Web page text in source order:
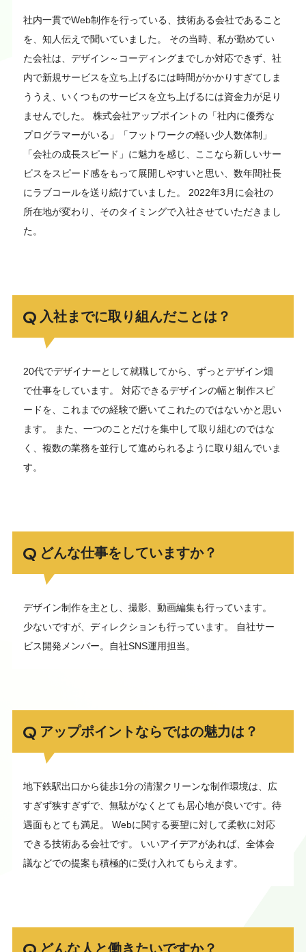
社内一貫でWeb制作を行っている、技術ある会社であること
を、知人伝えで聞いていました。 その当時、私が勤めてい
た会社は、デザイン～コーディングまでしか対応できず、社
内で新規サービスを立ち上げるには時間がかかりすぎてしま
ううえ、いくつものサービスを立ち上げるには資金力が足り
ませんでした。 株式会社アップポイントの「社内に優秀な
プログラマーがいる」「フットワークの軽い少人数体制」
「会社の成長スピード」に魅力を感じ、ここなら新しいサー
ビスをスピード感をもって展開しやすいと思い、数年間社長
にラブコールを送り続けていました。 2022年3月に会社の
所在地が変わり、そのタイミングで入社させていただきまし
た。
入社までに取り組んだことは？
20代でデザイナーとして就職してから、ずっとデザイン畑
で仕事をしています。 対応できるデザインの幅と制作スピ
ードを、これまでの経験で磨いてこれたのではないかと思い
ます。 また、一つのことだけを集中して取り組むのではな
く、複数の業務を並行して進められるように取り組んでいま
す。
どんな仕事をしていますか？
デザイン制作を主とし、撮影、動画編集も行っています。
少ないですが、ディレクションも行っています。 自社サー
ビス開発メンバー。自社SNS運用担当。
アップポイントならではの魅力は？
地下鉄駅出口から徒歩1分の清潔クリーンな制作環境は、広
すぎず狭すぎずで、無駄がなくとても居心地が良いです。待
遇面もとても満足。 Webに関する要望に対して柔軟に対応
できる技術ある会社です。 いいアイデアがあれば、全体会
議などでの提案も積極的に受け入れてもらえます。
どんな人と働きたいですか？